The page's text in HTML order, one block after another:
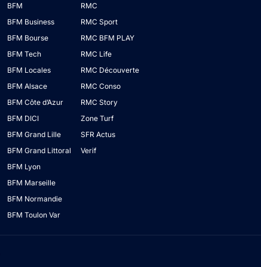
BFM
BFM Business
BFM Bourse
BFM Tech
BFM Locales
BFM Alsace
BFM Côte d’Azur
BFM DICI
BFM Grand Lille
BFM Grand Littoral
BFM Lyon
BFM Marseille
BFM Normandie
BFM Toulon Var
RMC
RMC Sport
RMC BFM PLAY
RMC Life
RMC Découverte
RMC Conso
RMC Story
Zone Turf
SFR Actus
Verif